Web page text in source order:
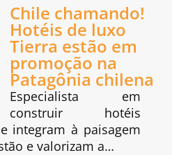
Chile chamando!
Hotéis de luxo
Tierra estão em
promoção na
Patagônia chilena
Especialista em
construir hotéis
integram à paisagem
e valorizam a…